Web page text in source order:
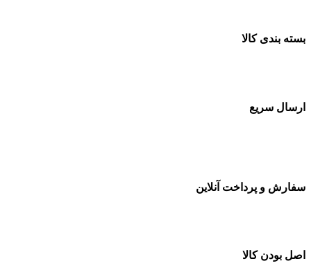
بسته بندی کالا
ارسال سریع
سفارش و پرداخت آنلاین
اصل بودن کالا